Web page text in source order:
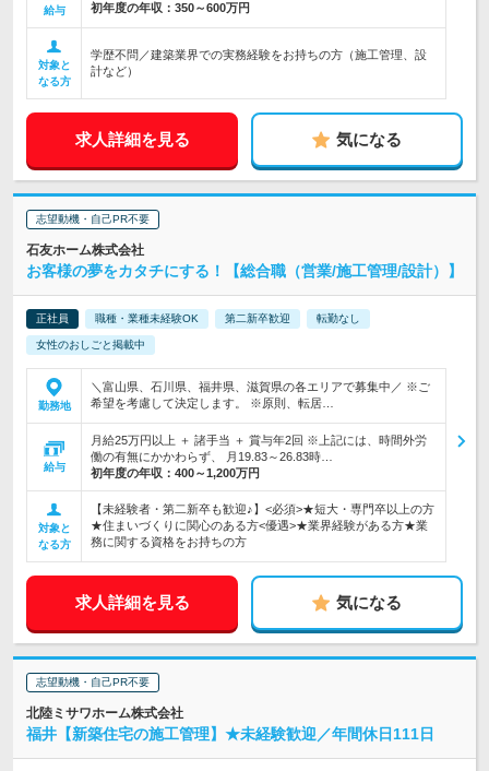
給与
初年度の年収： 350～600万円
対象と
なる方
学歴不問／建築業界での実務経験をお持ちの方（施工管理、設
計など）
求人詳細を見る 気になる
志望動機・自己PR不要
石友ホーム株式会社
お客様の夢をカタチにする！【総合職（営業/施工管理/設計）】
正社員 職種・業種未経験OK 第二新卒歓迎 転勤なし
女性のおしごと掲載中
勤務地
＼富山県、石川県、福井県、滋賀県の各エリアで募集中／ ※ご
希望を考慮して決定します。 ※原則、転居…
給与
月給25万円以上 ＋ 諸手当 ＋ 賞与年2回 ※上記には、時間外労
働の有無にかかわらず、 月19.83～26.83時…
初年度の年収： 400～1,200万円
対象と
なる方
【未経験者・第二新卒も歓迎♪】<必須>★短大・専門卒以上の方
★住まいづくりに関心のある方<優遇>★業界経験がある方★業
務に関する資格をお持ちの方
求人詳細を見る 気になる
志望動機・自己PR不要
北陸ミサワホーム株式会社
福井【新築住宅の施工管理】★未経験歓迎／年間休日111日